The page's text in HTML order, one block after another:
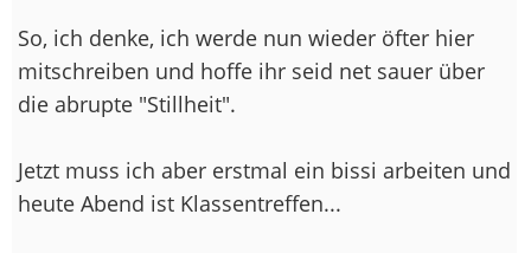
So, ich denke, ich werde nun wieder öfter hier
mitschreiben und hoffe ihr seid net sauer über
die abrupte "Stillheit".
Jetzt muss ich aber erstmal ein bissi arbeiten und
heute Abend ist Klassentreffen...